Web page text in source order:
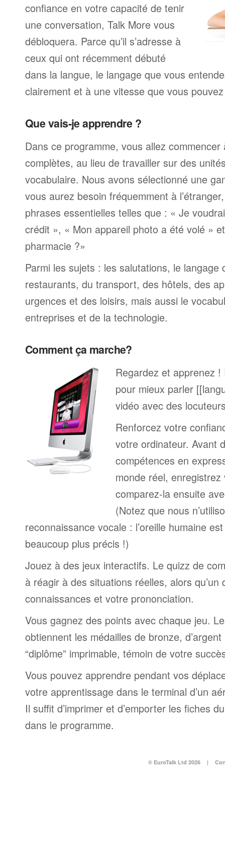
confiance en votre capacité de tenir
une conversation, Talk More vous
débloquera. Parce qu’il s’adresse à
ceux qui ont récemment débuté
dans la langue, le langage que vous
clairement et à une vitesse que vous
Que vais-je apprendre ?
Dans ce programme, vous allez
complètes, au lieu de travailler sur des
vocabulaire. Nous avons sélectionné une
vous aurez besoin fréquemment à
phrases essentielles telles que : « Je
crédit », « Mon appareil photo a été volé »
pharmacie ?»
Parmi les sujets : les salutations, le langage
restaurants, du transport, des hôtels, des
urgences et des loisirs, mais aussi le
entreprises et de la technologie.
Comment ça marche?
Regardez et apprenez
pour mieux parler
vidéo avec des
Renforcez votre
votre ordinateur. Avant
compétences en
monde réel,
comparez-la ensuite
(Notez que nous
reconnaissance vocale : l’oreille humaine
beaucoup plus précis !)
Jouez à des jeux interactifs. Le quizz de
à réagir à des situations réelles, alors
connaissances et votre prononciation.
Vous gagnez des points avec chaque jeu.
obtiennent les médailles de bronze, d’argent
“diplôme” imprimable, témoin de votre
Vous pouvez apprendre pendant vos
votre apprentissage dans le terminal d’un
Il suffit d’imprimer et d’emporter les fiches
dans le programme.
© EuroTalk Ltd 2026 |